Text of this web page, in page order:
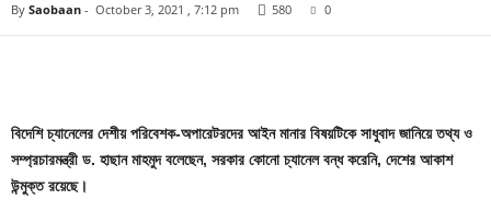
By Saobaan - October 3, 2021 , 7:12 pm 580 0
বিদেশি চ্যানেলের দেশীয় পরিবেশক-অপারেটরদের আইন মানার বিষয়টিকে সাধুবাদ জানিয়ে তথ্য ও
সম্প্রচারমন্ত্রী ড. হাছান মাহমুদ বলেছেন, সরকার কোনো চ্যানেল বন্ধ করেনি, দেশের আকাশ
উন্মুক্ত রয়েছে।